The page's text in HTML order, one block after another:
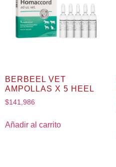
BERBEEL VET
AMPOLLAS X 5 HEEL
$141,986
Añadir al carrito